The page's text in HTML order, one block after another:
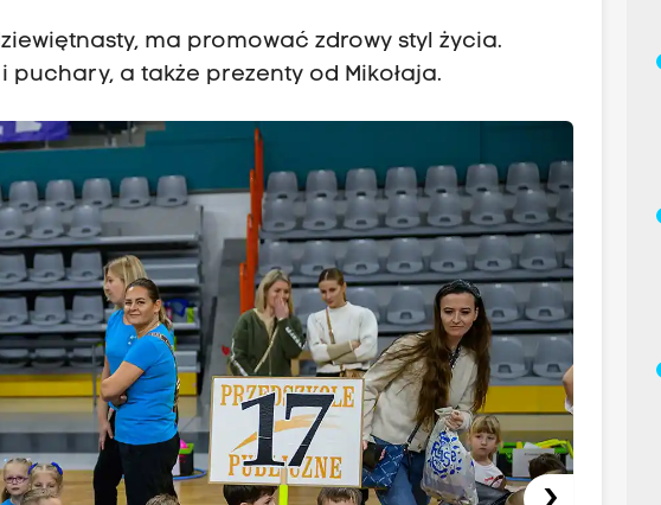
ma promować zdrowy styl życia.
a także prezenty od Mikołaja.